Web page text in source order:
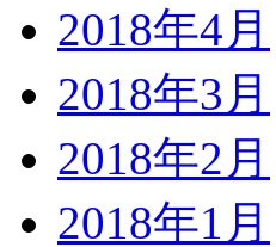
2018年4月
2018年3月
2018年2月
2018年1月